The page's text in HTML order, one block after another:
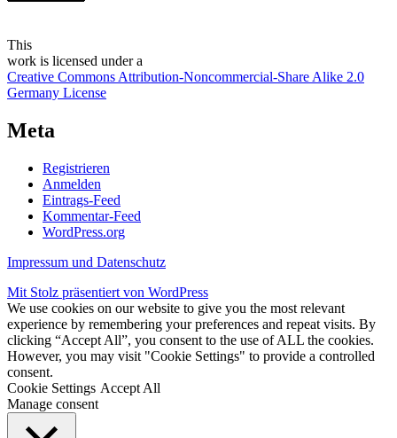
This
work is licensed under a
Creative Commons Attribution-Noncommercial-Share Alike 2.0
Germany License
Meta
Registrieren
Anmelden
Eintrags-Feed
Kommentar-Feed
WordPress.org
Impressum und Datenschutz
Mit Stolz präsentiert von WordPress
We use cookies on our website to give you the most relevant
experience by remembering your preferences and repeat visits. By
clicking “Accept All”, you consent to the use of ALL the cookies.
However, you may visit "Cookie Settings" to provide a controlled
consent.
Cookie Settings Accept All
Manage consent